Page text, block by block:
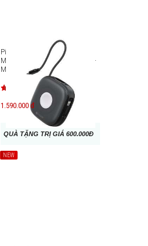
Pin sạc dự phòng không dây
Mazer Qi2 4 in 1 MagLink18i M-
MagLink18i
1.590.000 đ
QUÀ TẶNG TRỊ GIÁ 600.000Đ
NEW